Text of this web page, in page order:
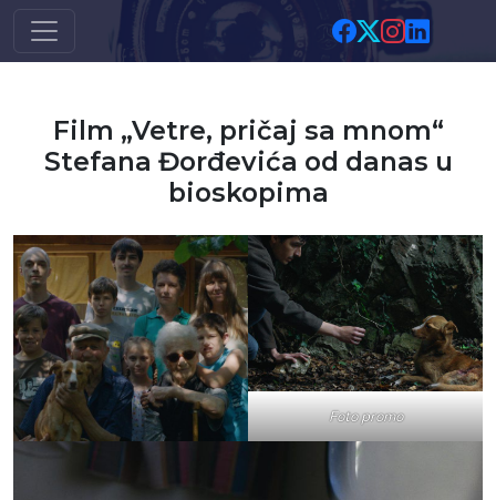
Skip to main content
Film „Vetre, pričaj sa mnom“
Stefana Đorđevića od danas u
bioskopima
Foto promo